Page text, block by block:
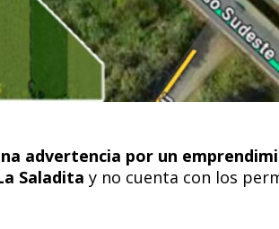
advertencia por un
Saladita y no cuenta con los